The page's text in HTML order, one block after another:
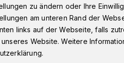
zu ändern oder Ihre
am unteren Rand der
links auf der Webseite, falls
Website. Weitere